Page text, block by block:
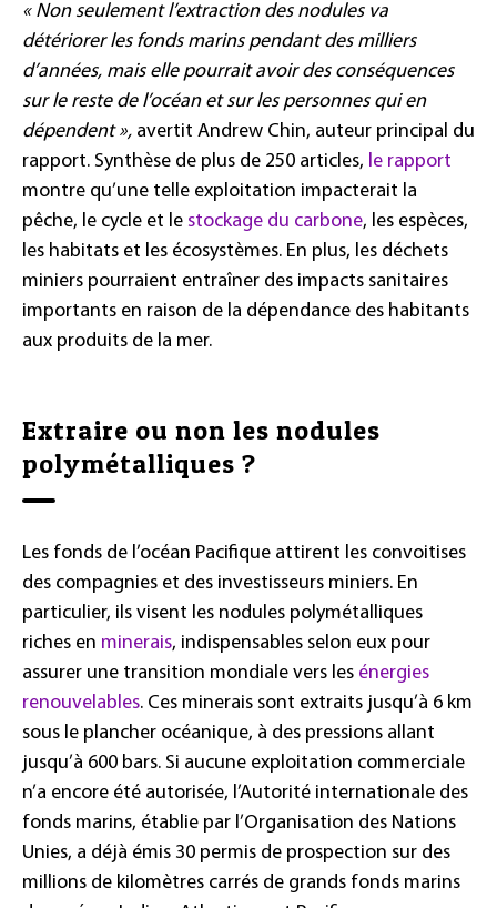
« Non seulement l’extraction des nodules va
détériorer les fonds marins pendant des milliers
d’années, mais elle pourrait avoir des conséquences
sur le reste de l’océan et sur les personnes qui en
dépendent », avertit Andrew Chin, auteur principal du
rapport. Synthèse de plus de 250 articles, le rapport
montre qu’une telle exploitation impacterait la
pêche, le cycle et le stockage du carbone, les espèces,
les habitats et les écosystèmes. En plus, les déchets
miniers pourraient entraîner des impacts sanitaires
importants en raison de la dépendance des habitants
aux produits de la mer.
Extraire ou non les nodules
polymétalliques ?
Les fonds de l’océan Pacifique attirent les convoitises
des compagnies et des investisseurs miniers. En
particulier, ils visent les nodules polymétalliques
riches en minerais, indispensables selon eux pour
assurer une transition mondiale vers les énergies
renouvelables. Ces minerais sont extraits jusqu’à 6 km
sous le plancher océanique, à des pressions allant
jusqu’à 600 bars. Si aucune exploitation commerciale
n’a encore été autorisée, l’Autorité internationale des
fonds marins, établie par l’Organisation des Nations
Unies, a déjà émis 30 permis de prospection sur des
millions de kilomètres carrés de grands fonds marins